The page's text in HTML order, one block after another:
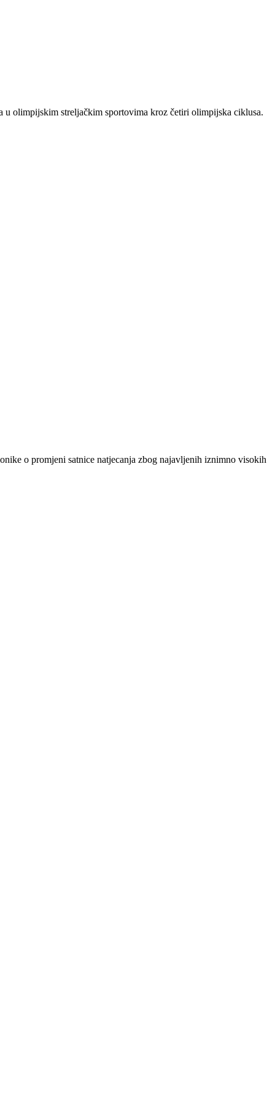
u olimpijskim streljačkim sportovima kroz četiri olimpijska ciklusa.
o promjeni satnice natjecanja zbog najavljenih iznimno visokih